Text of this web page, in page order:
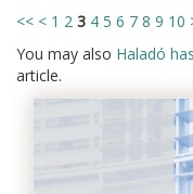
<< < 1 2 3 4 5 6 7 8 9 10
You may also Haladó
article.